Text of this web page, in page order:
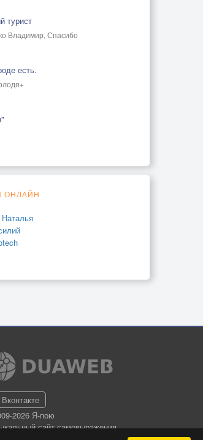
турист
Владимир, Спасибо
есть.
ОНЛАЙН
Вконтакте
2026 Я-пою
сайт самовыражения